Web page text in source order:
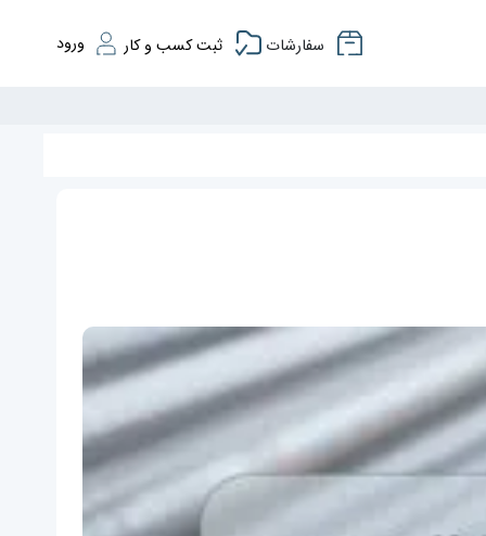
سفارشات ثبت کسب و کار ورود